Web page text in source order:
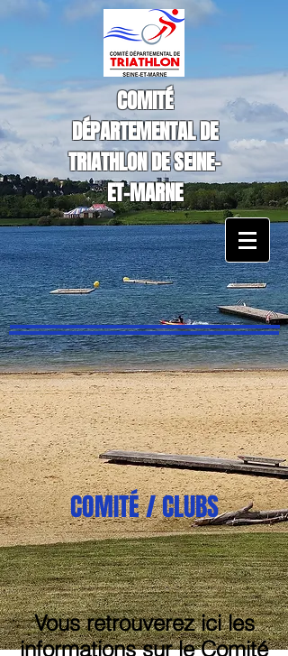
COMITÉ
DÉPARTEMENTAL DE
TRIATHLON DE SEINE-
ET-MARNE
COMITÉ / CLUBS
Vous retrouverez ici les
informations sur le Comité